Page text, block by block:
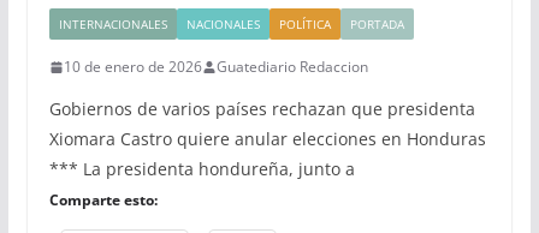
INTERNACIONALES NACIONALES POLÍTICA PORTADA
10 de enero de 2026 Guatediario Redaccion
Gobiernos de varios países rechazan que presidenta
Xiomara Castro quiere anular elecciones en Honduras
*** La presidenta hondureña, junto a
Comparte esto: